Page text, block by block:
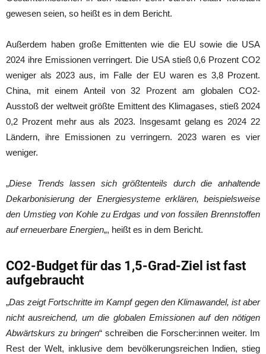
gewesen seien, so heißt es in dem Bericht.
Außerdem haben große Emittenten wie die EU sowie die USA
2024 ihre Emissionen verringert. Die USA stieß 0,6 Prozent CO2
weniger als 2023 aus, im Falle der EU waren es 3,8 Prozent.
China, mit einem Anteil von 32 Prozent am globalen CO2-
Ausstoß der weltweit größte Emittent des Klimagases, stieß 2024
0,2 Prozent mehr aus als 2023. Insgesamt gelang es 2024 22
Ländern, ihre Emissionen zu verringern. 2023 waren es vier
weniger.
„Diese Trends lassen sich größtenteils durch die anhaltende
Dekarbonisierung der Energiesysteme erklären, beispielsweise
den Umstieg von Kohle zu Erdgas und von fossilen Brennstoffen
auf erneuerbare Energien„, heißt es in dem Bericht.
CO2-Budget für das 1,5-Grad-Ziel ist fast
aufgebraucht
„Das zeigt Fortschritte im Kampf gegen den Klimawandel, ist aber
nicht ausreichend, um die globalen Emissionen auf den nötigen
Abwärtskurs zu bringen“ schreiben die Forscher:innen weiter. Im
Rest der Welt, inklusive dem bevölkerungsreichen Indien, stieg